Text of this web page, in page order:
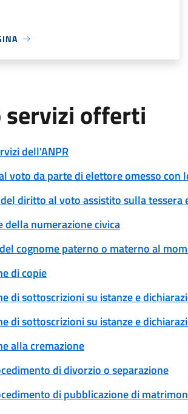
servizi offerti
dell'ANPR
voto da parte di elettore omesso con
diritto al voto assistito sulla tessera
della numerazione civica
cognome paterno o materno al
di copie
di sottoscrizioni su istanze e
di sottoscrizioni su istanze e
alla cremazione
di divorzio o separazione
di pubblicazione di